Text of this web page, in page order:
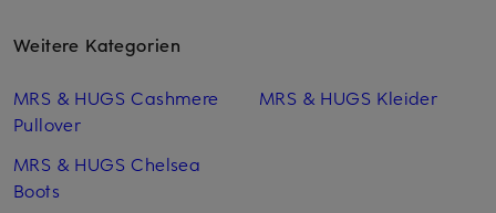
Weitere Kategorien
MRS & HUGS Cashmere
Pullover
MRS & HUGS Chelsea
Boots
MRS & HUGS Kleider